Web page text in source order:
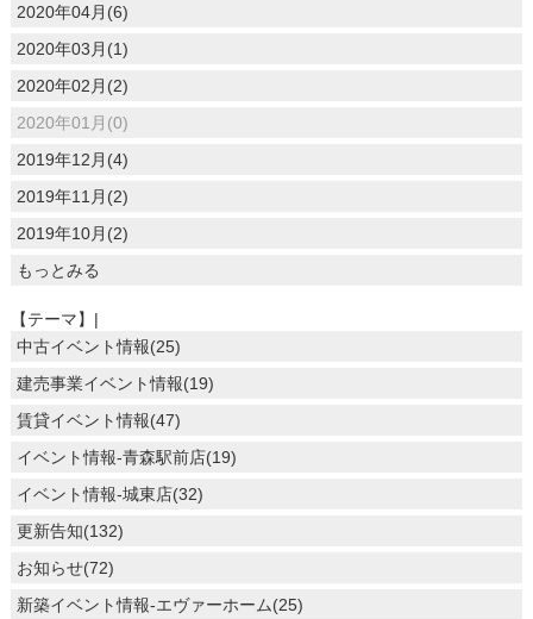
2020年04月(6)
2020年03月(1)
2020年02月(2)
2020年01月(0)
2019年12月(4)
2019年11月(2)
2019年10月(2)
もっとみる
【テーマ】|
中古イベント情報(25)
建売事業イベント情報(19)
賃貸イベント情報(47)
イベント情報-青森駅前店(19)
イベント情報-城東店(32)
更新告知(132)
お知らせ(72)
新築イベント情報-エヴァーホーム(25)